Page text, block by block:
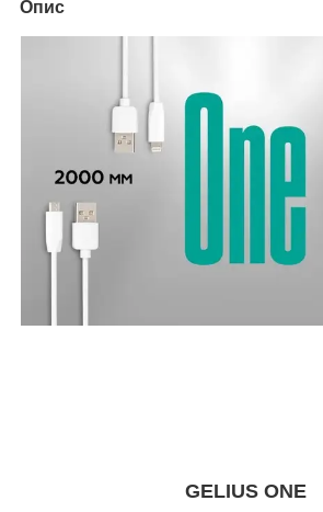
Опис
GELIUS ONE